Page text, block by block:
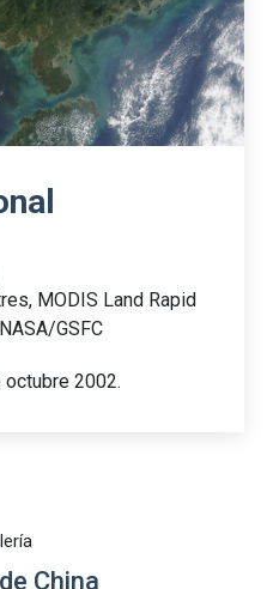
MODIS Land Rapid
GSFC
octubre 2002.
China